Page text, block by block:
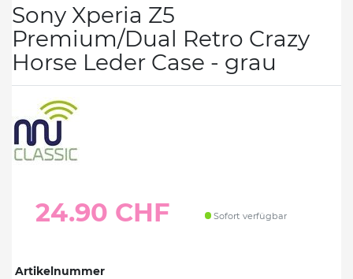
Sony Xperia Z5
Premium/Dual Retro Crazy
Horse Leder Case - grau
24.90 CHF Sofort verfügbar
Artikelnummer